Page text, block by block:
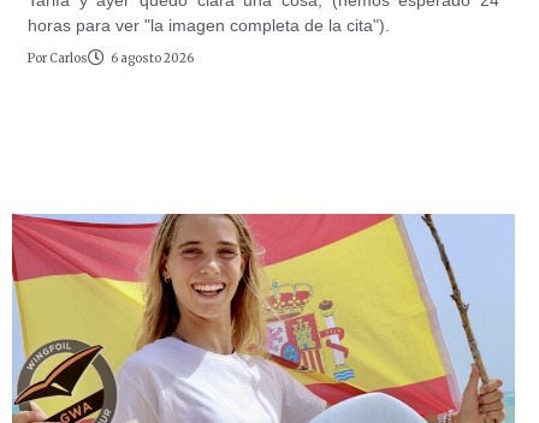
horas para ver "la imagen completa de la cita").
Por Carlos 6 agosto 2026